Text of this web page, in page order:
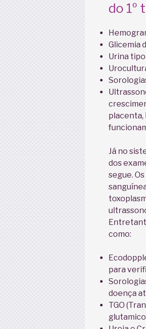
do 1º
Glicemia
Urina tipo
placenta,
Já no
dos
segue.
como:
para
doença
TGO